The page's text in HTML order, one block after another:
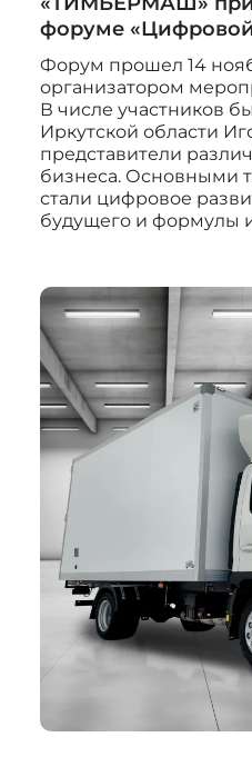
форуме
Форум прошел 14
организатором
В числе участников
Иркутской области
представители
бизнеса. Основными
стали цифровое
будущего и формулы